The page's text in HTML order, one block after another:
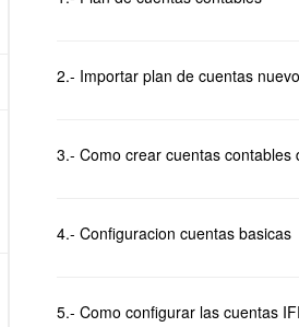
2.- Importar plan de cuentas nuevo
3.- Como crear cuentas
4.- Configuracion cuentas basicas
5.- Como configurar las cuentas